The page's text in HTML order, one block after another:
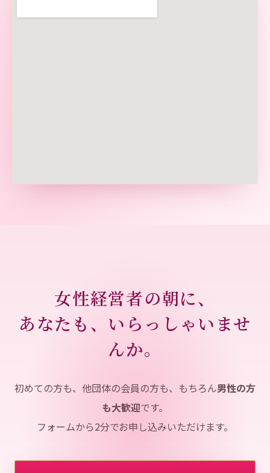
女性経営者の朝に、
あなたも、いらっしゃいませ
んか。
初めての方も、他団体の会員の方も、もちろん男性の方
も大歓迎です。
フォームから2分でお申し込みいただけます。